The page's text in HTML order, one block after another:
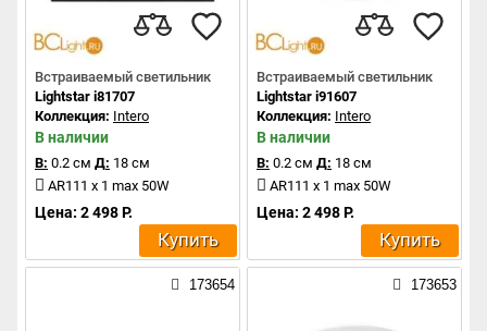
Встраиваемый светильник
Lightstar i81707
Коллекция: Intero
В наличии
В: 0.2 см Д: 18 см
AR111 x 1 max 50W
Цена: 2 498 Р.
Купить
Встраиваемый светильник
Lightstar i91607
Коллекция: Intero
В наличии
В: 0.2 см Д: 18 см
AR111 x 1 max 50W
Цена: 2 498 Р.
Купить
173654 173653